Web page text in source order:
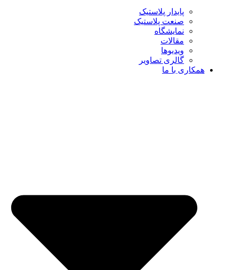
پایدار پلاستیک
صنعت پلاستیک
نمایشگاه
مقالات
ویدیوها
گالری تصاویر
همکاری با ما